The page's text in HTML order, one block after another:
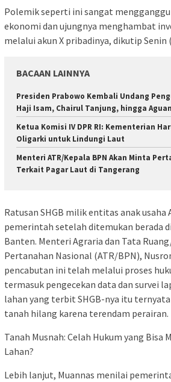
Polemik seperti ini sangat
ekonomi dan ujungnya menghambat
melalui akun X pribadinya, dikutip Senin
BACAAN LAINNYA
Presiden Prabowo Kembali Undang
Haji Isam, Chairul Tanjung, hingga Aguan
Ketua Komisi IV DPR RI: Kementerian
Oligarki untuk Lindungi Laut
Menteri ATR/Kepala BPN Akan Minta
Terkait Pagar Laut di Tangerang
Ratusan SHGB milik entitas anak usaha
pemerintah setelah ditemukan berada
Banten. Menteri Agraria dan Tata
Pertanahan Nasional (ATR/BPN),
pencabutan ini telah melalui proses
termasuk pengecekan data dan survei
lahan yang terbit SHGB-nya itu
tanah hilang karena terendam perairan.
Tanah Musnah: Celah Hukum yang Bisa
Lahan?
Lebih lanjut, Muannas menilai